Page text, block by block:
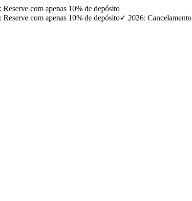
com apenas 10% de depósito
com apenas 10% de depósito✓ 2026: